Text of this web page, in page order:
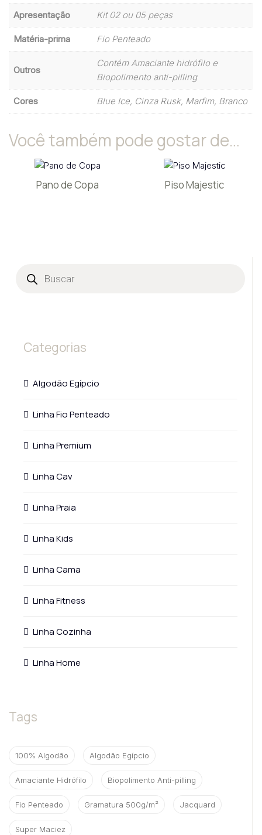
Apresentação Kit 02 ou 05 peças
Matéria-prima Fio Penteado
Outros
Contém Amaciante hidrófilo e
Biopolimento anti-pilling
Cores Blue Ice, Cinza Rusk, Marfim, Branco
Você também pode gostar de…
Pano de Copa Piso Majestic
Categorias
Algodão Egípcio
Linha Fio Penteado
Linha Premium
Linha Cav
Linha Praia
Linha Kids
Linha Cama
Linha Fitness
Linha Cozinha
Linha Home
Tags
100% Algodão Algodão Egípcio
Amaciante Hidrófilo Biopolimento Anti-pilling
Fio Penteado Gramatura 500g/m² Jacquard
Super Maciez